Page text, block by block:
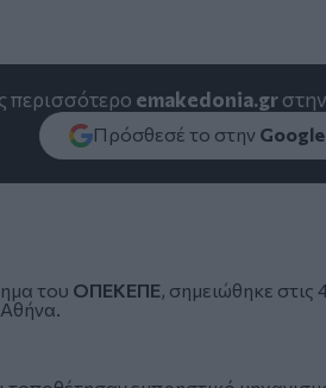
περισσότερο emakedonia.gr
Πρόσθεσέ το στην Google
του ΟΠΕΚΕΠΕ σημειώθηκε